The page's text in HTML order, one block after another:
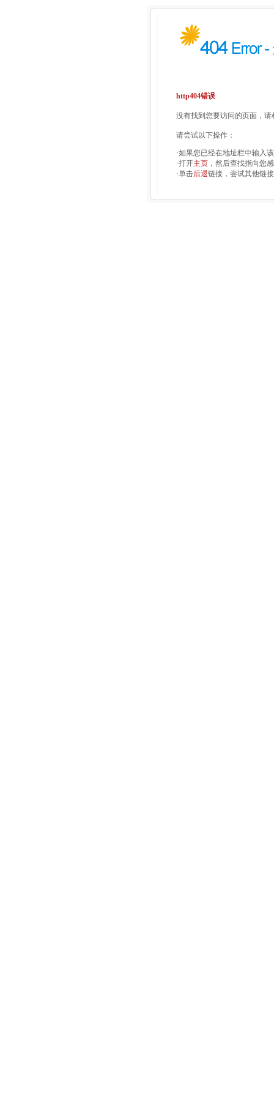
http404错误
没有找到您要访问的页面，
请尝试以下操作：
·如果您已经在地址栏中输入
·打开主页 ，然后查找指向您
·单击后退链接，尝试其他链